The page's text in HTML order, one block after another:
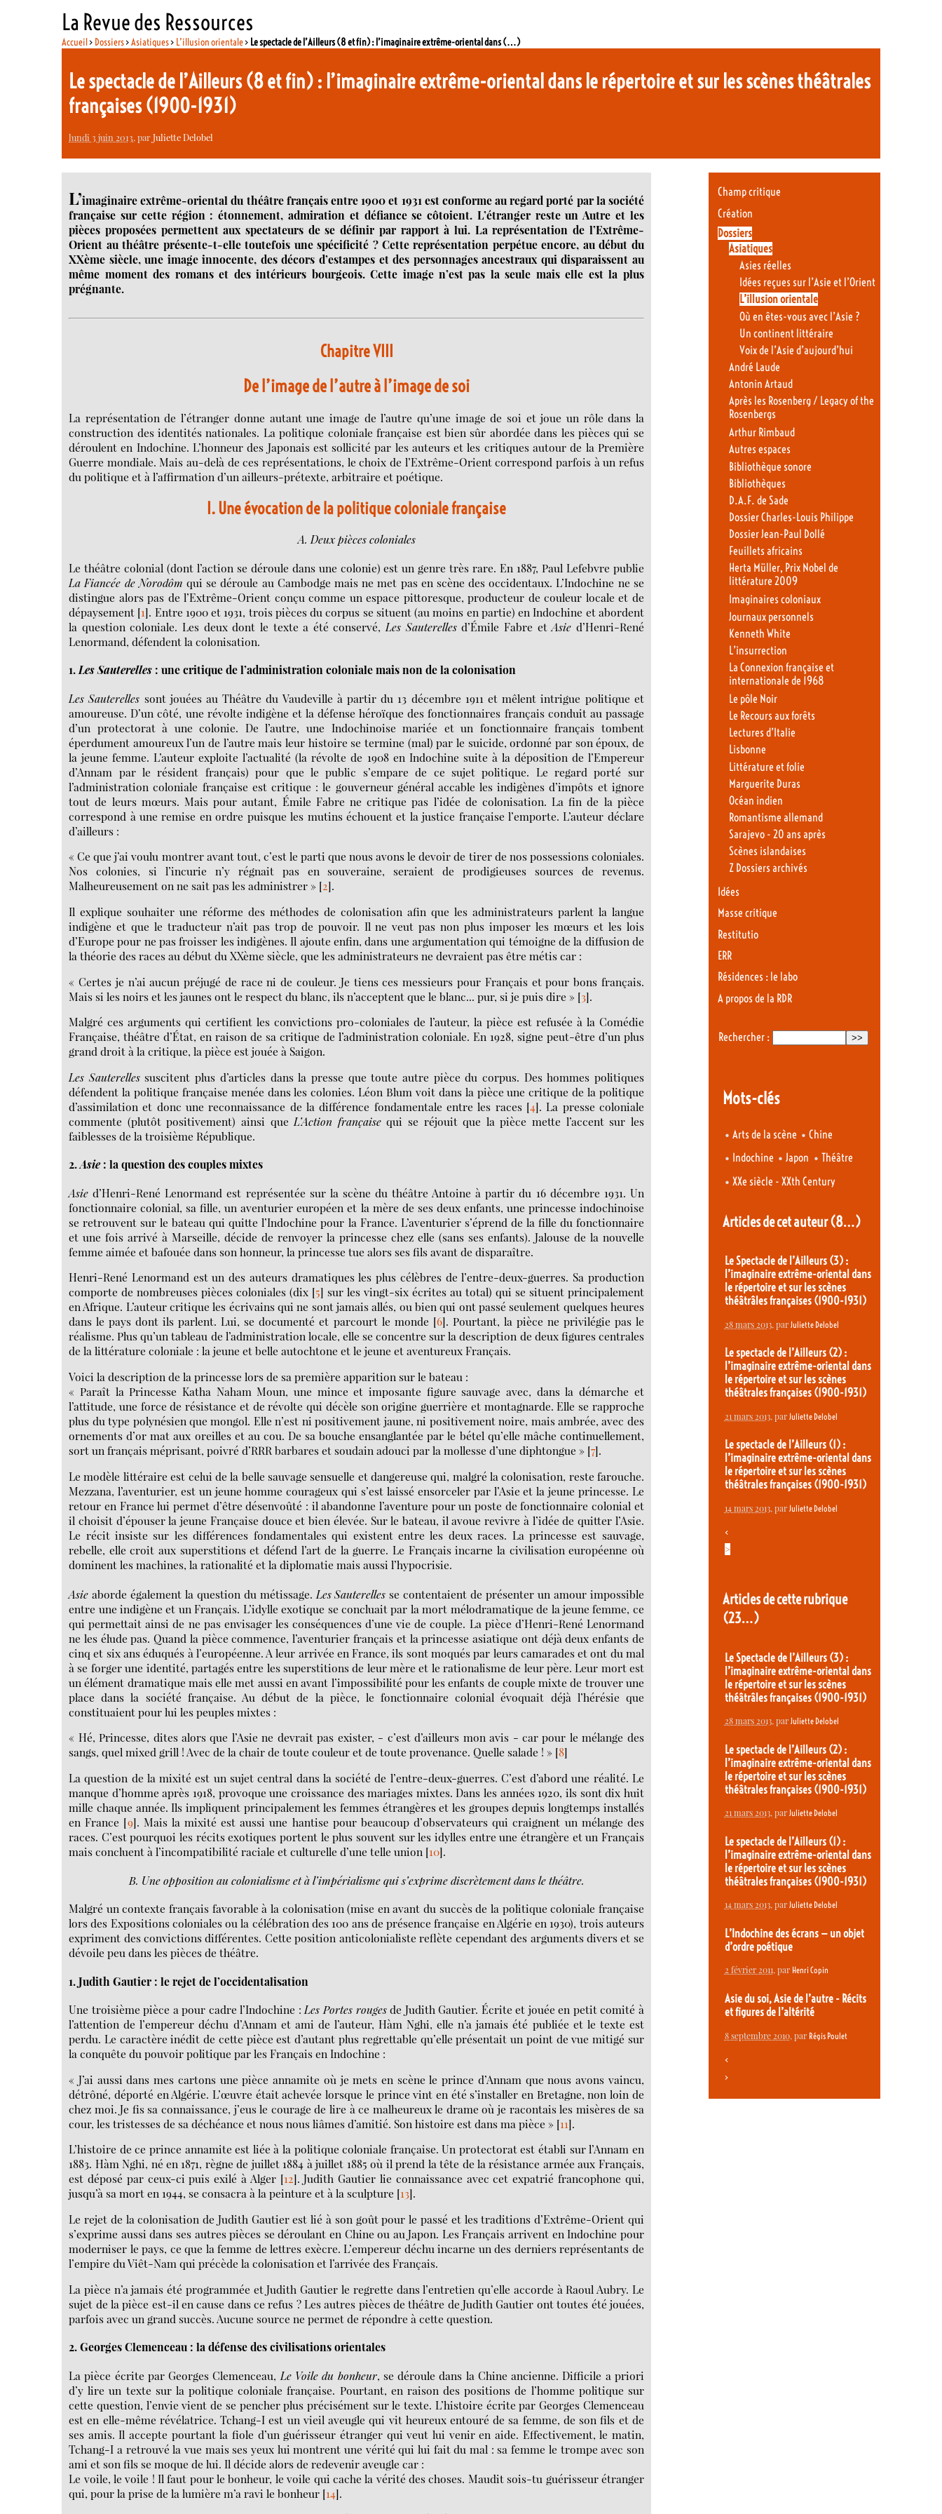
La Revue des Ressources
Accueil> Dossiers>Asiatiques> L’illusion orientale> Le spectacle de l’Ailleurs (8 et fin) : l’imaginaire extrême-oriental dans (…)
Le spectacle de l’Ailleurs (8 et fin) : l’imaginaire extrême-oriental dans le répertoire et sur les scènes théâtrales
françaises (1900-1931)
lundi 3 juin 2013, parJuliette Delobel
L’imaginaire extrême-oriental du théâtre français entre 1900 et 1931 est conforme au regard porté par la société
française sur cette région : étonnement, admiration et défiance se côtoient. L’étranger reste un Autre et les
pièces proposées permettent aux spectateurs de se définir par rapport à lui. La représentation de l’Extrême-
Orient au théâtre présente-t-elle toutefois une spécificité ? Cette représentation perpétue encore, au début du
XXème siècle, une image innocente, des décors d’estampes et des personnages ancestraux qui disparaissent au
même moment des romans et des intérieurs bourgeois. Cette image n’est pas la seule mais elle est la plus
prégnante.
Chapitre VIII
De l’image de l’autre à l’image de soi
La représentation de l’étranger donne autant une image de l’autre qu’une image de soi et joue un rôle dans la
construction des identités nationales. La politique coloniale française est bien sûr abordée dans les pièces qui se
déroulent en Indochine. L’honneur des Japonais est sollicité par les auteurs et les critiques autour de la Première
Guerre mondiale. Mais au-delà de ces représentations, le choix de l’Extrême-Orient correspond parfois à un refus
du politique et à l’affirmation d’un ailleurs-prétexte, arbitraire et poétique.
I. Une évocation de la politique coloniale française
A. Deux pièces coloniales
Le théâtre colonial (dont l’action se déroule dans une colonie) est un genre très rare. En 1887, Paul Lefebvre publie
La Fiancée de Norodôm qui se déroule au Cambodge mais ne met pas en scène des occidentaux. L’Indochine ne se
distingue alors pas de l’Extrême-Orient conçu comme un espace pittoresque, producteur de couleur locale et de
dépaysement [1]. Entre 1900 et 1931, trois pièces du corpus se situent (au moins en partie) en Indochine et abordent
la question coloniale. Les deux dont le texte a été conservé, Les Sauterellesd’Émile Fabre etAsie d’Henri-René
Lenormand, défendent la colonisation.
1. Les Sauterelles : une critique de l’administration coloniale mais non de la colonisation
Les Sauterelles sont jouées au Théâtre du Vaudeville à partir du 13 décembre 1911 et mêlent intrigue politique et
amoureuse. D’un côté, une révolte indigène et la défense héroïque des fonctionnaires français conduit au passage
d’un protectorat à une colonie. De l’autre, une Indochinoise mariée et un fonctionnaire français tombent
éperdument amoureux l’un de l’autre mais leur histoire se termine (mal) par le suicide, ordonné par son époux, de
la jeune femme. L’auteur exploite l’actualité (la révolte de 1908 en Indochine suite à la déposition de l’Empereur
d’Annam par le résident français) pour que le public s’empare de ce sujet politique. Le regard porté sur
l’administration coloniale française est critique : le gouverneur général accable les indigènes d’impôts et ignore
tout de leurs mœurs. Mais pour autant, Émile Fabre ne critique pas l’idée de colonisation. La fin de la pièce
correspond à une remise en ordre puisque les mutins échouent et la justice française l’emporte. L’auteur déclare
d’ailleurs :
« Ce que j’ai voulu montrer avant tout, c’est le parti que nous avons le devoir de tirer de nos possessions coloniales.
Nos colonies, si l’incurie n’y régnait pas en souveraine, seraient de prodigieuses sources de revenus.
Malheureusement on ne sait pas les administrer » [2].
Il explique souhaiter une réforme des méthodes de colonisation afin que les administrateurs parlent la langue
indigène et que le traducteur n’ait pas trop de pouvoir. Il ne veut pas non plus imposer les mœurs et les lois
d’Europe pour ne pas froisser les indigènes. Il ajoute enfin, dans une argumentation qui témoigne de la diffusion de
la théorie des races au début du XXème siècle, que les administrateurs ne devraient pas être métis car :
« Certes je n’ai aucun préjugé de race ni de couleur. Je tiens ces messieurs pour Français et pour bons français.
Mais si les noirs et les jaunes ont le respect du blanc, ils n’acceptent que le blanc... pur, si je puis dire » [3].
Malgré ces arguments qui certifient les convictions pro-coloniales de l’auteur, la pièce est refusée à la Comédie
Française, théâtre d’État, en raison de sa critique de l’administration coloniale. En 1928, signe peut-être d’un plus
grand droit à la critique, la pièce est jouée à Saigon.
Les Sauterellessuscitent plus d’articles dans la presse que toute autre pièce du corpus. Des hommes politiques
défendent la politique française menée dans les colonies. Léon Blum voit dans la pièce une critique de la politique
d’assimilation et donc une reconnaissance de la différence fondamentale entre les races[4]. La presse coloniale
commente (plutôt positivement) ainsi que L’Action françaisequi se réjouit que la pièce mette l’accent sur les
faiblesses de la troisième République.
2.Asie: la question des couples mixtes
Asie d’Henri-René Lenormand est représentée sur la scène du théâtre Antoine à partir du 16 décembre 1931. Un
fonctionnaire colonial, sa fille, un aventurier européen et la mère de ses deux enfants, une princesse indochinoise
se retrouvent sur le bateau qui quitte l’Indochine pour la France. L’aventurier s’éprend de la fille du fonctionnaire
et une fois arrivé à Marseille, décide de renvoyer la princesse chez elle (sans ses enfants). Jalouse de la nouvelle
femme aimée et bafouée dans son honneur, la princesse tue alors ses fils avant de disparaître.
Henri-René Lenormand est un des auteurs dramatiques les plus célèbres de l’entre-deux-guerres. Sa production
comporte de nombreuses pièces coloniales (dix [5] sur les vingt-six écrites au total) qui se situent principalement
en Afrique. L’auteur critique les écrivains qui ne sont jamais allés, ou bien qui ont passé seulement quelques heures
dans le pays dont ils parlent. Lui, se documenté et parcourt le monde [6]. Pourtant, la pièce ne privilégie pas le
réalisme. Plus qu’un tableau de l’administration locale, elle se concentre sur la description de deux figures centrales
de la littérature coloniale : la jeune et belle autochtone et le jeune et aventureux Français.
Voici la description de la princesse lors de sa première apparition sur le bateau :
« Paraît la Princesse Katha Naham Moun, une mince et imposante figure sauvage avec, dans la démarche et
l’attitude, une force de résistance et de révolte qui décèle son origine guerrière et montagnarde. Elle se rapproche
plus du type polynésien que mongol. Elle n’est ni positivement jaune, ni positivement noire, mais ambrée, avec des
ornements d’or mat aux oreilles et au cou. De sa bouche ensanglantée par le bétel qu’elle mâche continuellement,
sort un français méprisant, poivré d’RRR barbares et soudain adouci par la mollesse d’une diphtongue » [7].
Le modèle littéraire est celui de la belle sauvage sensuelle et dangereuse qui, malgré la colonisation, reste farouche.
Mezzana, l’aventurier, est un jeune homme courageux qui s’est laissé ensorceler par l’Asie et la jeune princesse. Le
retour en France lui permet d’être désenvoûté : il abandonne l’aventure pour un poste de fonctionnaire colonial et
il choisit d’épouser la jeune Française douce et bien élevée. Sur le bateau, il avoue revivre à l’idée de quitter l’Asie.
Le récit insiste sur les différences fondamentales qui existent entre les deux races. La princesse est sauvage,
rebelle, elle croit aux superstitions et défend l’art de la guerre. Le Français incarne la civilisation européenne où
dominent les machines, la rationalité et la diplomatie mais aussi l’hypocrisie.
Asie aborde également la question du métissage. Les Sauterelles se contentaient de présenter un amour impossible
entre une indigène et un Français. L’idylle exotique se concluait par la mort mélodramatique de la jeune femme, ce
qui permettait ainsi de ne pas envisager les conséquences d’une vie de couple. La pièce d’Henri-René Lenormand
ne les élude pas. Quand la pièce commence, l’aventurier français et la princesse asiatique ont déjà deux enfants de
cinq et six ans éduqués à l’européenne. A leur arrivée en France, ils sont moqués par leurs camarades et ont du mal
à se forger une identité, partagés entre les superstitions de leur mère et le rationalisme de leur père. Leur mort est
un élément dramatique mais elle met aussi en avant l’impossibilité pour les enfants de couple mixte de trouver une
place dans la société française. Au début de la pièce, le fonctionnaire colonial évoquait déjà l’hérésie que
constituaient pour lui les peuples mixtes :
« Hé, Princesse, dites alors que l’Asie ne devrait pas exister, - c’est d’ailleurs mon avis - car pour le mélange des
sangs, quel mixed grill ! Avec de la chair de toute couleur et de toute provenance. Quelle salade ! » [8]
La question de la mixité est un sujet central dans la société de l’entre-deux-guerres. C’est d’abord une réalité. Le
manque d’homme après 1918, provoque une croissance des mariages mixtes. Dans les années 1920, ils sont dix huit
mille chaque année. Ils impliquent principalement les femmes étrangères et les groupes depuis longtemps installés
en France [9]. Mais la mixité est aussi une hantise pour beaucoup d’observateurs qui craignent un mélange des
races. C’est pourquoi les récits exotiques portent le plus souvent sur les idylles entre une étrangère et un Français
mais concluent à l’incompatibilité raciale et culturelle d’une telle union [10].
B. Une opposition au colonialisme et à l’impérialisme qui s’exprime discrètement dans le théâtre.
Malgré un contexte français favorable à la colonisation (mise en avant du succès de la politique coloniale française
lors des Expositions coloniales ou la célébration des 100 ans de présence française en Algérie en 1930), trois auteurs
expriment des convictions différentes. Cette position anticolonialiste reflète cependant des arguments divers et se
dévoile peu dans les pièces de théâtre.
1. Judith Gautier : le rejet de l’occidentalisation
Une troisième pièce a pour cadre l’Indochine : Les Portes rougesde Judith Gautier. Écrite et jouée en petit comité à
l’attention de l’empereur déchu d’Annam et ami de l’auteur, Hàm Nghi, elle n’a jamais été publiée et le texte est
perdu. Le caractère inédit de cette pièce est d’autant plus regrettable qu’elle présentait un point de vue mitigé sur
la conquête du pouvoir politique par les Français en Indochine :
« J’ai aussi dans mes cartons une pièce annamite où je mets en scène le prince d’Annam que nous avons vaincu,
détrôné, déporté en Algérie. L’œuvre était achevée lorsque le prince vint en été s’installer en Bretagne, non loin de
chez moi. Je fis sa connaissance, j’eus le courage de lire à ce malheureux le drame où je racontais les misères de sa
cour, les tristesses de sa déchéance et nous nous liâmes d’amitié. Son histoire est dans ma pièce » [11].
L’histoire de ce prince annamite est liée à la politique coloniale française. Un protectorat est établi sur l’Annam en
1883. Hàm Nghi, né en 1871, règne de juillet 1884 à juillet 1885 où il prend la tête de la résistance armée aux Français,
est déposé par ceux-ci puis exilé à Alger[12]. Judith Gautier lie connaissance avec cet expatrié francophone qui,
jusqu’à sa mort en 1944, se consacra à la peinture et à la sculpture [13].
Le rejet de la colonisation de Judith Gautier est lié à son goût pour le passé et les traditions d’Extrême-Orient qui
s’exprime aussi dans ses autres pièces se déroulant en Chine ou au Japon. Les Français arrivent en Indochine pour
moderniser le pays, ce que la femme de lettres exècre. L’empereur déchu incarne un des derniers représentants de
l’empire du Viêt-Nam qui précède la colonisation et l’arrivée des Français.
La pièce n’a jamais été programmée et Judith Gautier le regrette dans l’entretien qu’elle accorde à Raoul Aubry. Le
sujet de la pièce est-il en cause dans ce refus ? Les autres pièces de théâtre de Judith Gautier ont toutes été jouées,
parfois avec un grand succès. Aucune source ne permet de répondre à cette question.
2. Georges Clemenceau : la défense des civilisations orientales
La pièce écrite par Georges Clemenceau, Le Voile du bonheur, se déroule dans la Chine ancienne. Difficile a priori
d’y lire un texte sur la politique coloniale française. Pourtant, en raison des positions de l’homme politique sur
cette question, l’envie vient de se pencher plus précisément sur le texte. L’histoire écrite par Georges Clemenceau
est en elle-même révélatrice. Tchang-I est un vieil aveugle qui vit heureux entouré de sa femme, de son fils et de
ses amis. Il accepte pourtant la fiole d’un guérisseur étranger qui veut lui venir en aide. Effectivement, le matin,
Tchang-I a retrouvé la vue mais ses yeux lui montrent une vérité qui lui fait du mal : sa femme le trompe avec son
ami et son fils se moque de lui. Il décide alors de redevenir aveugle car :
Le voile, le voile ! Il faut pour le bonheur, le voile qui cache la vérité des choses. Maudit sois-tu guérisseur étranger
qui, pour la prise de la lumière m’a ravi le bonheur [14].
Champ critique
Création
Dossiers
Asiatiques
Asies réelles
Idées reçues sur l’Asie et l’Orient
L’illusion orientale
Où en êtes-vous avec l’Asie ?
Un continent littéraire
Voix de l’Asie d’aujourd’hui
André Laude
Antonin Artaud
Après les Rosenberg / Legacy of the
Rosenbergs
Arthur Rimbaud
Autres espaces
Bibliothèque sonore
Bibliothèques
D.A.F. de Sade
Dossier Charles-Louis Philippe
Dossier Jean-Paul Dollé
Feuillets africains
Herta Müller, Prix Nobel de
littérature 2009
Imaginaires coloniaux
Journaux personnels
Kenneth White
L’insurrection
La Connexion française et
internationale de 1968
Le pôle Noir
Le Recours aux forêts
Lectures d’Italie
Lisbonne
Littérature et folie
Marguerite Duras
Océan indien
Romantisme allemand
Sarajevo - 20 ans après
Scènes islandaises
Z Dossiers archivés
Idées
Masse critique
Restitutio
ERR
Résidences : le labo
A propos de la RDR
Rechercher :
Mots-clés
• Arts de la scène •Chine
• Indochine •Japon • Théâtre
• XXe siècle - XXth Century
Articles de cet auteur(8…)
Le Spectacle de l’Ailleurs (3) :
l’imaginaire extrême-oriental dans
le répertoire et sur les scènes
théâtrâles françaises (1900-1931)
28 mars 2013, par Juliette Delobel
Le spectacle de l’Ailleurs (2) :
l’imaginaire extrême-oriental dans
le répertoire et sur les scènes
théâtrales françaises (1900-1931)
21 mars 2013, par Juliette Delobel
Le spectacle de l’Ailleurs (1) :
l’imaginaire extrême-oriental dans
le répertoire et sur les scènes
théâtrales françaises (1900-1931)
14 mars 2013, par Juliette Delobel
<
>
Articles de cette rubrique
(23…)
Le Spectacle de l’Ailleurs (3) :
l’imaginaire extrême-oriental dans
le répertoire et sur les scènes
théâtrâles françaises (1900-1931)
28 mars 2013, par Juliette Delobel
Le spectacle de l’Ailleurs (2) :
l’imaginaire extrême-oriental dans
le répertoire et sur les scènes
théâtrales françaises (1900-1931)
21 mars 2013, par Juliette Delobel
Le spectacle de l’Ailleurs (1) :
l’imaginaire extrême-oriental dans
le répertoire et sur les scènes
théâtrales françaises (1900-1931)
14 mars 2013, par Juliette Delobel
L’Indochine des écrans — un objet
d’ordre poétique
2 février 2011, par Henri Copin
Asie du soi, Asie de l’autre - Récits
et figures de l’altérité
8 septembre 2010, par Régis Poulet
<
>